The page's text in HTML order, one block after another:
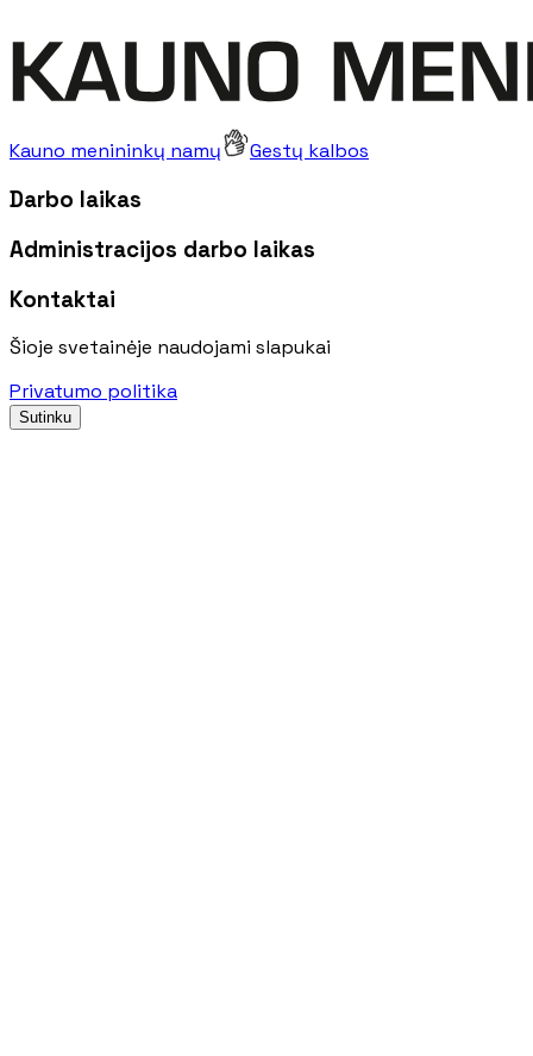
Kauno menininkų namų Gestų kalbos
Darbo laikas
Administracijos darbo laikas
Kontaktai
Šioje svetainėje naudojami slapukai
Privatumo politika
Sutinku